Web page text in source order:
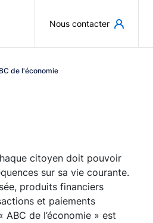
Nous contacter
de l'économie
citoyen doit pouvoir
sur sa vie courante.
produits financiers
et paiements
de l’économie » est